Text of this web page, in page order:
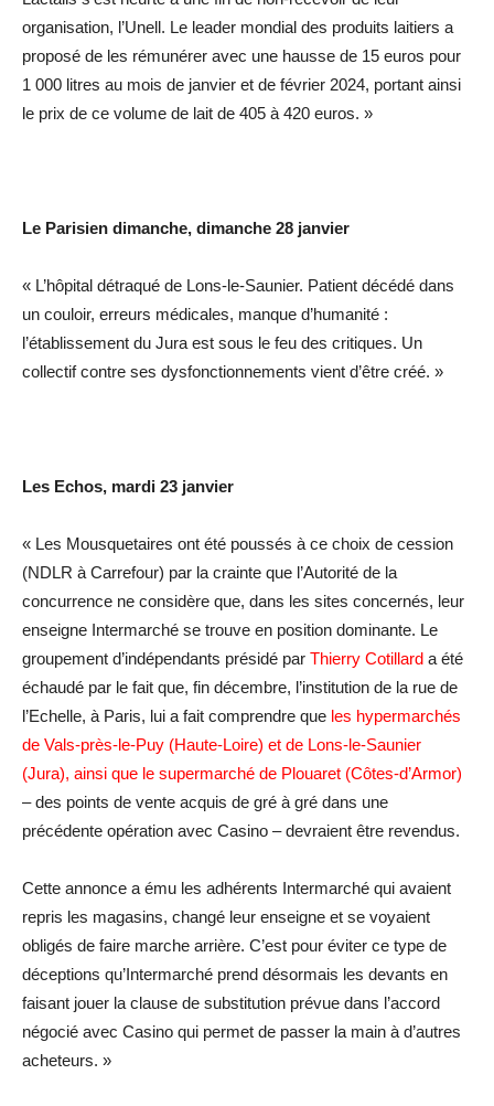
organisation, l’Unell. Le leader mondial des produits laitiers a
proposé de les rémunérer avec une hausse de 15 euros pour
1 000 litres au mois de janvier et de février 2024, portant ainsi
le prix de ce volume de lait de 405 à 420 euros. »
Le Parisien dimanche, dimanche 28 janvier
« L’hôpital détraqué de Lons-le-Saunier. Patient décédé dans
un couloir, erreurs médicales, manque d’humanité :
l’établissement du Jura est sous le feu des critiques. Un
collectif contre ses dysfonctionnements vient d’être créé. »
Les Echos, mardi 23 janvier
« Les Mousquetaires ont été poussés à ce choix de cession
(NDLR à Carrefour) par la crainte que l’Autorité de la
concurrence ne considère que, dans les sites concernés, leur
enseigne Intermarché se trouve en position dominante. Le
groupement d’indépendants présidé par Thierry Cotillard a été
échaudé par le fait que, fin décembre, l’institution de la rue de
l’Echelle, à Paris, lui a fait comprendre que les hypermarchés
de Vals-près-le-Puy (Haute-Loire) et de Lons-le-Saunier
(Jura), ainsi que le supermarché de Plouaret (Côtes-d’Armor)
– des points de vente acquis de gré à gré dans une
précédente opération avec Casino – devraient être revendus.
Cette annonce a ému les adhérents Intermarché qui avaient
repris les magasins, changé leur enseigne et se voyaient
obligés de faire marche arrière. C’est pour éviter ce type de
déceptions qu’Intermarché prend désormais les devants en
faisant jouer la clause de substitution prévue dans l’accord
négocié avec Casino qui permet de passer la main à d’autres
acheteurs. »